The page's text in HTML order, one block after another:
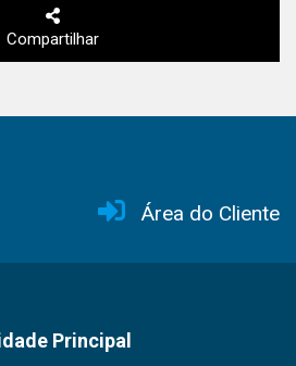
Compartilhar
Área do Cliente
Principal